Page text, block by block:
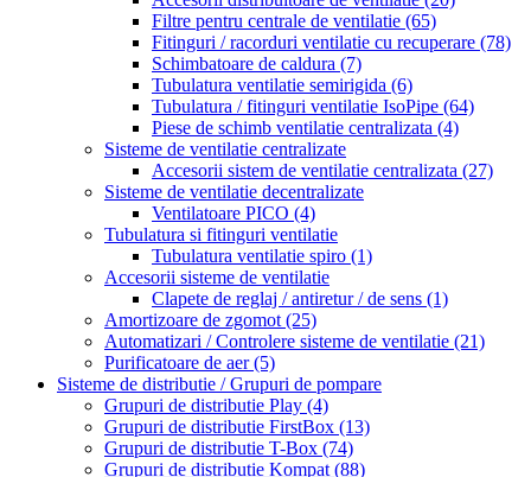
Filtre pentru centrale de ventilatie (65)
Fitinguri / racorduri ventilatie cu recuperare (78)
Schimbatoare de caldura (7)
Tubulatura ventilatie semirigida (6)
Tubulatura / fitinguri ventilatie IsoPipe (64)
Piese de schimb ventilatie centralizata (4)
Sisteme de ventilatie centralizate
Accesorii sistem de ventilatie centralizata (27)
Sisteme de ventilatie decentralizate
Ventilatoare PICO (4)
Tubulatura si fitinguri ventilatie
Tubulatura ventilatie spiro (1)
Accesorii sisteme de ventilatie
Clapete de reglaj / antiretur / de sens (1)
Amortizoare de zgomot (25)
Automatizari / Controlere sisteme de ventilatie (21)
Purificatoare de aer(5)
Sisteme de distributie / Grupuri de pompare
Grupuri de distributie Play (4)
Grupuri de distributie FirstBox (13)
Grupuri de distributie T-Box (74)
Grupuri de distributie Kompat (88)